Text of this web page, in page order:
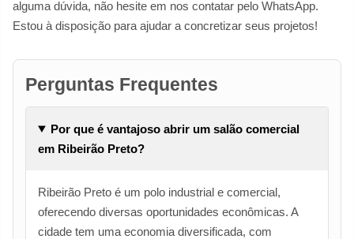
alguma dúvida, não hesite em nos contatar pelo WhatsApp.
Estou à disposição para ajudar a concretizar seus projetos!
Perguntas Frequentes
Por que é vantajoso abrir um salão comercial
em Ribeirão Preto?
Ribeirão Preto é um polo industrial e comercial,
oferecendo diversas oportunidades econômicas. A
cidade tem uma economia diversificada, com